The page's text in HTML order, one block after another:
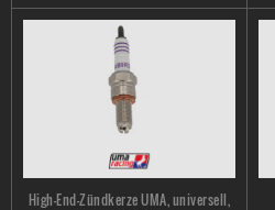
High-End-Zündkerze UMA, universell,